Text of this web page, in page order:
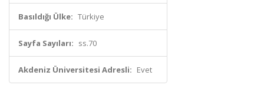
Basıldığı Ülke: Türkiye
Sayfa Sayıları: ss.70
Akdeniz Üniversitesi Adresli: Evet